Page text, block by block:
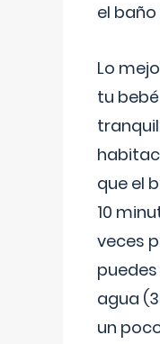
el
Lo
tu
que el
10
veces
agua
un